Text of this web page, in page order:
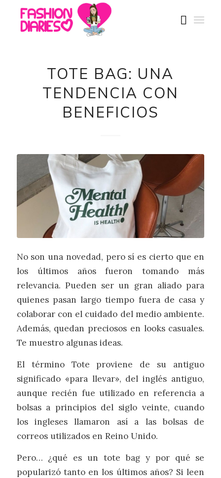
TOTE BAG: UNA
TENDENCIA CON
BENEFICIOS
No son una novedad, pero sí es cierto que en
los últimos años fueron tomando más
relevancia. Pueden ser un gran aliado para
quienes pasan largo tiempo fuera de casa y
colaborar con el cuidado del medio ambiente.
Además, quedan preciosos en looks casuales.
Te muestro algunas ideas.
El término Tote proviene de su antiguo
significado «para llevar», del inglés antiguo,
aunque recién fue utilizado en referencia a
bolsas a principios del siglo veinte, cuando
los ingleses llamaron así a las bolsas de
correos utilizados en Reino Unido.
Pero… ¿qué es un tote bag y por qué se
popularizó tanto en los últimos años? Si leen